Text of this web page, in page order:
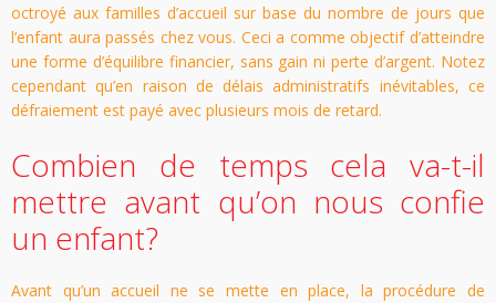
octroyé aux familles d’accueil sur base du nombre de jours que
l’enfant aura passés chez vous. Ceci a comme objectif d’atteindre
une forme d’équilibre financier, sans gain ni perte d’argent. Notez
cependant qu’en raison de délais administratifs inévitables, ce
défraiement est payé avec plusieurs mois de retard.
Combien de temps cela va-t-il
mettre avant qu’on nous confie
un enfant?
Avant qu’un accueil ne se mette en place, la procédure de